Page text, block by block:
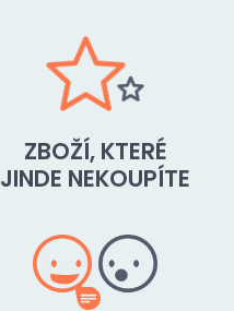
ZBOŽÍ, KTERÉ
JINDE NEKOUPÍTE